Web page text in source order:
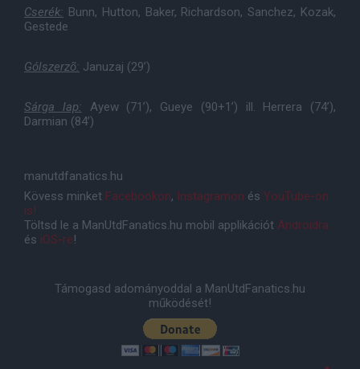
Cserék: Bunn, Hutton, Baker, Richardson, Sanchez, Kozak,
Gestede
Gólszerzõ: Januzaj (29’)
Sárga lap: Ayew (71’), Gueye (90+1’) ill. Herrera (74’),
Darmian (84’)
manutdfanatics.hu
Kövess minket Facebookon, Instagramon és YouTube-on
is!
Töltsd le a ManUtdFanatics.hu mobil applikációt Androidra
és iOS-re!
Támogasd adományoddal a ManUtdFanatics.hu
működését!